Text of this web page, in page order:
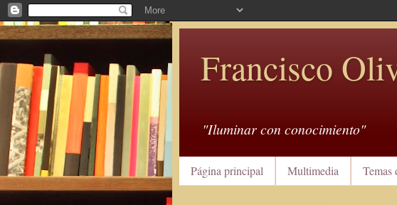
Francisco
"Iluminar con conocimiento"
Página principal Multimedia Temas